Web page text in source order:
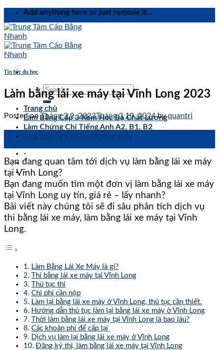
Skip
to
content
Add anything here or just remove it...
Trang chủ
Làm Bằng Cấp 3 Kèm Học Bạ Chất Lượng
Làm Chứng Chỉ Tiếng Anh A2, B1, B2
Làm Chứng Chỉ Tin Học Nhanh
-
-
Tin tức du học
Làm bằng lái xe máy tại Vĩnh Long 2023
Posted onTháng 3 9, 2023Tháng 3 10, 2024byquantri
Bạn đang quan tâm tới dịch vụ làm bằng lái xe máy
tại Vĩnh Long?
Bạn đang muốn tìm một đơn vị làm bằng lái xe máy
tại Vĩnh Long uy tín, giá rẻ – lấy nhanh?
Bài viết này chúng tôi sẽ đi sâu phân tích dịch vụ
thi bằng lái xe máy, làm bằng lái xe máy tại Vĩnh
Long.
Làm Bằng Lái Xe Máy là gi?
Thi bằng lái xe máy tại Vĩnh Long
Thủ tục thi
Chi phí cần nộp
Làm lại bằng lái xe máy ở Vĩnh Long, thủ tục cần thiết.
Hướng dẫn thủ tục làm lại bằng lái xe máy ở Vĩnh Long
Thời làm bằng lái xe máy tại Vĩnh Long là bao lâu?
Các khoản phí để cấp lại
Dịch vụ làm lại bằng lái xe máy ở Vĩnh Long
Đăng ký thi, làm bằng lái xe máy tại Vĩnh Long